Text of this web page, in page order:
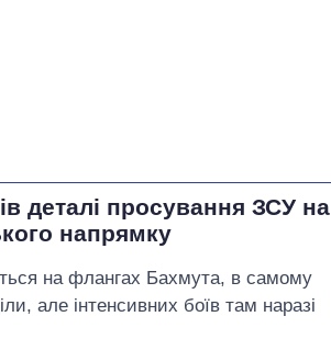
деталі просування ЗСУ на
напрямку
на флангах Бахмута, в самому
але інтенсивних боїв там наразі